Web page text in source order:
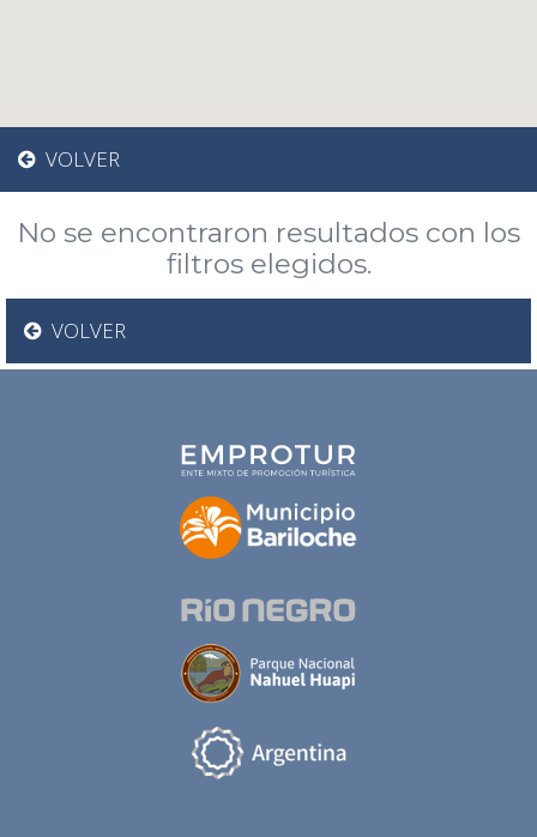
VOLVER
No se encontraron resultados con los
filtros elegidos.
VOLVER